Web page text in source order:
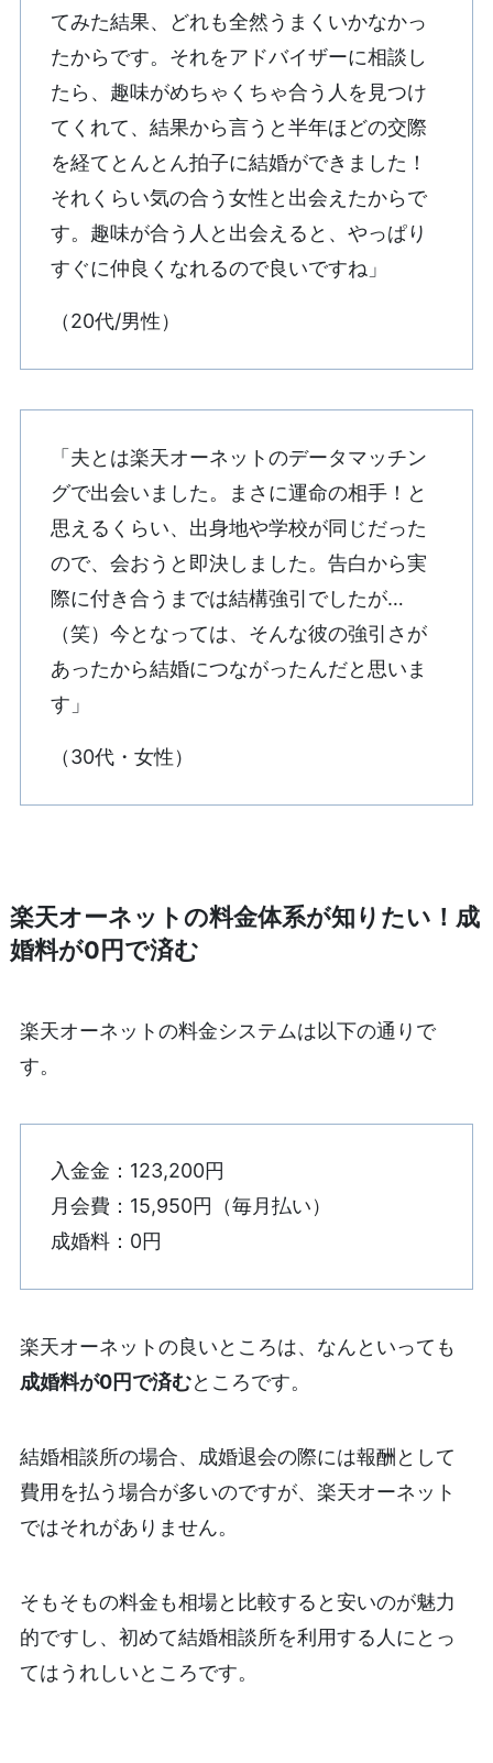
てみた結果、どれも全然うまくいかなかっ
たからです。それをアドバイザーに相談し
たら、趣味がめちゃくちゃ合う人を見つけ
てくれて、結果から言うと半年ほどの交際
を経てとんとん拍子に結婚ができました！
それくらい気の合う女性と出会えたからで
す。趣味が合う人と出会えると、やっぱり
すぐに仲良くなれるので良いですね」
（20代/男性）
「夫とは楽天オーネットのデータマッチン
グで出会いました。まさに運命の相手！と
思えるくらい、出身地や学校が同じだった
ので、会おうと即決しました。告白から実
際に付き合うまでは結構強引でしたが…
（笑）今となっては、そんな彼の強引さが
あったから結婚につながったんだと思いま
す」
（30代・女性）
楽天オーネットの料金体系が知りたい！成
婚料が0円で済む
楽天オーネットの料金システムは以下の通りで
す。
入金金：123,200円
月会費：15,950円（毎月払い）
成婚料：0円
楽天オーネットの良いところは、なんといっても
成婚料が0円で済むところです。
結婚相談所の場合、成婚退会の際には報酬として
費用を払う場合が多いのですが、楽天オーネット
ではそれがありません。
そもそもの料金も相場と比較すると安いのが魅力
的ですし、初めて結婚相談所を利用する人にとっ
てはうれしいところです。